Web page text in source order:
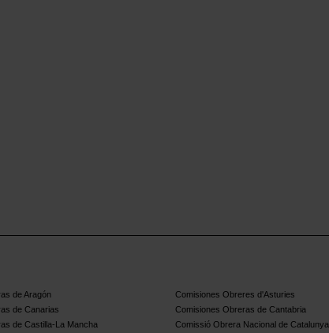
de Aragón
Comisiones Obreres d'Asturies
de Canarias
Comisiones Obreras de Cantabria
de Castilla-La Mancha Comissió Obrera Nacional de Catalunya